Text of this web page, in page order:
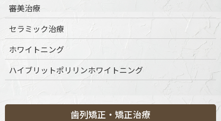
診療時間 土
9:30-13:30
◎ ◎ ◎ ◎ ◎ ◎ ◎
◎
15:00-19:00
◎
◎
※休診日：不定休
審美治療
セラミック治療
ホワイトニング
ハイブリットポリリンホワイトニング
歯列矯正・矯正治療